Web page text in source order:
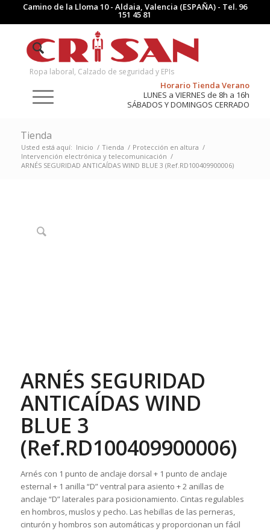
Camino de la Lloma 10 - Aldaia, Valencia (ESPAÑA) - Tel. 96
151 45 81
Ropa laboral, Calzado de seguridad y EPIs
Horario Tienda Verano
LUNES a VIERNES de 8h a 16h
SÁBADOS Y DOMINGOS CERRADO
Tienda
Usted está aquí: Inicio / Tienda / Protección en altura /
Intervención electrónica y telecomunicación /
ARNÉS SEGURIDAD ANTICAÍDAS WIND BLUE 3 (Ref.RD100409900006)
ARNÉS SEGURIDAD
ANTICAÍDAS WIND
BLUE 3
(Ref.RD100409900006)
Arnés con 1 punto de anclaje dorsal + 1 punto de anclaje
esternal + 1 anilla “D” ventral para asiento + 2 anillas de
anclaje “D” laterales para posicionamiento. Cintas regulables
en hombros, muslos y pecho. Las hebillas de las perneras,
cinturón y hombros son automáticas y proporcionan un fácil